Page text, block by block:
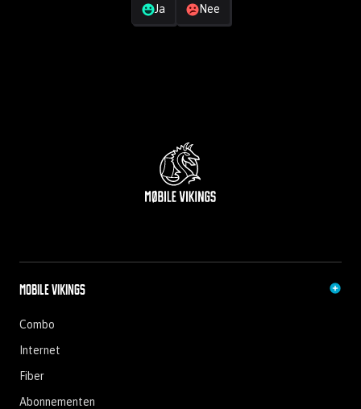
Ja Nee
Mobile Vikings
Combo
Internet
Fiber
Abonnementen